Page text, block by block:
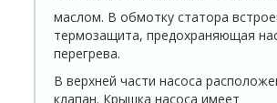
маслом. В обмотку статора
термозащита, предохраняющая
перегрева.
В верхней части насоса
клапан. Крышка насоса имеет